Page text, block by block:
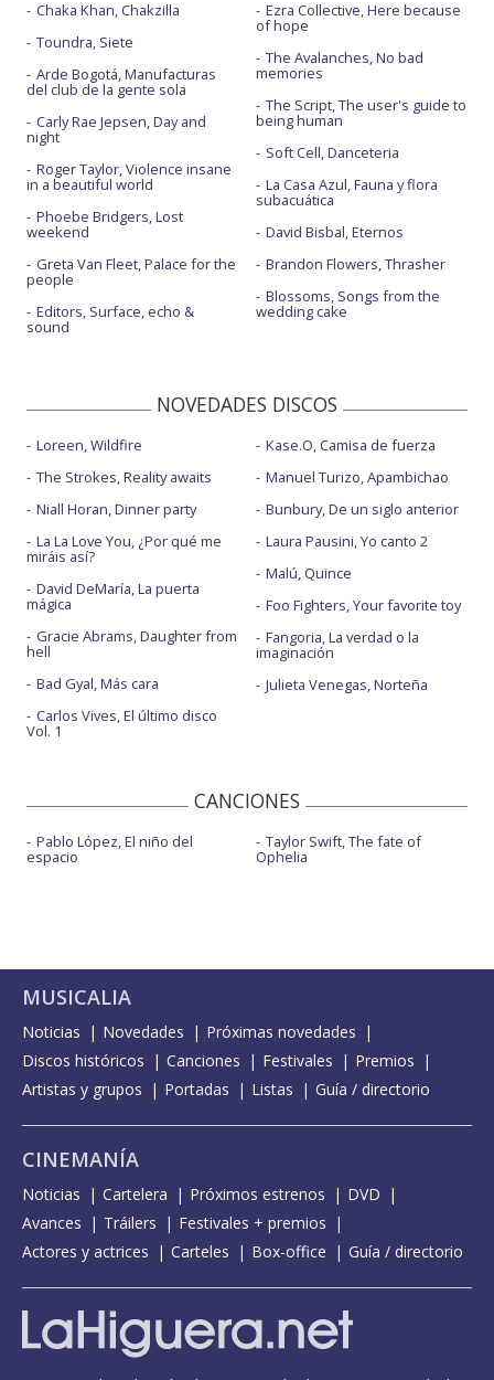
Chaka Khan, Chakzilla
Toundra, Siete
Arde Bogotá, Manufacturas
del club de la gente sola
Carly Rae Jepsen, Day and
night
Roger Taylor, Violence insane
in a beautiful world
Phoebe Bridgers, Lost
weekend
Greta Van Fleet, Palace for the
people
Editors, Surface, echo &
sound
Ezra Collective, Here because
of hope
The Avalanches, No bad
memories
The Script, The user's guide to
being human
Soft Cell, Danceteria
La Casa Azul, Fauna y flora
subacuática
David Bisbal, Eternos
Brandon Flowers, Thrasher
Blossoms, Songs from the
wedding cake
NOVEDADES DISCOS
Loreen, Wildfire
The Strokes, Reality awaits
Niall Horan, Dinner party
La La Love You, ¿Por qué me
miráis así?
David DeMaría, La puerta
mágica
Gracie Abrams, Daughter from
hell
Bad Gyal, Más cara
Carlos Vives, El último disco
Vol. 1
Kase.O, Camisa de fuerza
Manuel Turizo, Apambichao
Bunbury, De un siglo anterior
Laura Pausini, Yo canto 2
Malú, Quince
Foo Fighters, Your favorite toy
Fangoria, La verdad o la
imaginación
Julieta Venegas, Norteña
CANCIONES
Pablo López, El niño del
espacio
Taylor Swift, The fate of
Ophelia
MUSICALIA
Noticias Novedades
Próximas novedades
Discos históricos
Canciones Festivales
Premios
Artistas y grupos
Portadas Listas Guía / directorio
CINEMANÍA
Noticias Cartelera Próximos estrenos
DVD
Avances
Tráilers
Festivales + premios
Actores y actrices
Carteles Box-office Guía / directorio